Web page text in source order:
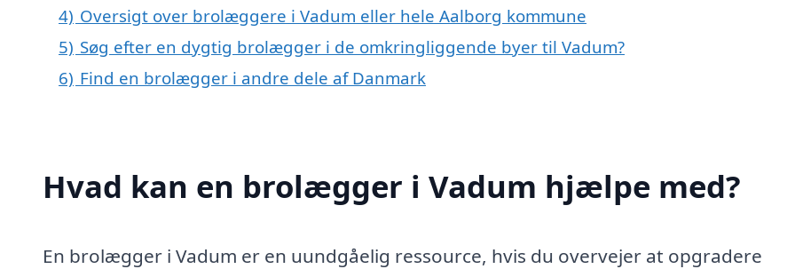
4) Oversigt over brolæggere i Vadum eller hele Aalborg kommune
5) Søg efter en dygtig brolægger i de omkringliggende byer til Vadum?
6) Find en brolægger i andre dele af Danmark
Hvad kan en brolægger i Vadum hjælpe med?
En brolægger i Vadum er en uundgåelig ressource, hvis du overvejer at opgradere